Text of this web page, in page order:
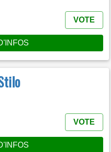
VOTE
VOTE